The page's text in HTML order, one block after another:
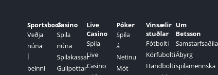
Sportsbook
Veðja
núna
Í
beinni
Casino
Spila
núna
Spilakassar
Gullpottar
Live
Casino
Spila
Live
Casino
Póker
Spila
á
Netinu
Mót
Vinsælir
stuðlar
Fótbolti
Körfubolti
Handbolti
Um
Betsson
Ábyrg
spilamennska